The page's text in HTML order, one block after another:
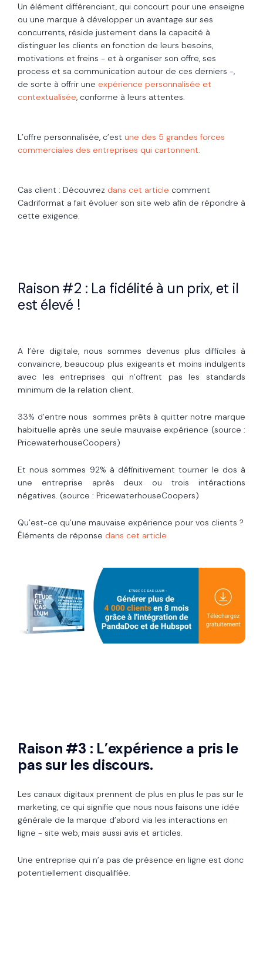
Un élément différenciant, qui concourt pour une enseigne
ou une marque à développer un avantage sur ses
concurrents, réside justement dans la capacité à
distinguer les clients en fonction de leurs besoins,
motivations et freins - et à organiser son offre, ses
process et sa communication autour de ces derniers -,
de sorte à offrir une expérience personnalisée et
contextualisée, conforme à leurs attentes.
L’offre personnalisée, c’est une des 5 grandes forces
commerciales des entreprises qui cartonnent.
Cas client : Découvrez dans cet article comment
Cadriformat a fait évoluer son site web afin de répondre à
cette exigence.
Raison #2 : La fidélité à un prix, et il
est élevé !
A l’ère digitale, nous sommes devenus plus difficiles à
convaincre, beaucoup plus exigeants et moins indulgents
avec les entreprises qui n’offrent pas les standards
minimum de la relation client.
33% d’entre nous sommes prêts à quitter notre marque
habituelle après une seule mauvaise expérience (source :
PricewaterhouseCoopers)
Et nous sommes 92% à définitivement tourner le dos à
une entreprise après deux ou trois intéractions
négatives. (source : PricewaterhouseCoopers)
Qu’est-ce qu’une mauvaise expérience pour vos clients ?
Éléments de réponse dans cet article
Raison #3 : L’expérience a pris le
pas sur les discours.
Les canaux digitaux prennent de plus en plus le pas sur le
marketing, ce qui signifie que nous nous faisons une idée
générale de la marque d’abord via les interactions en
ligne - site web, mais aussi avis et articles.
Une entreprise qui n’a pas de présence en ligne est donc
potentiellement disqualifiée.